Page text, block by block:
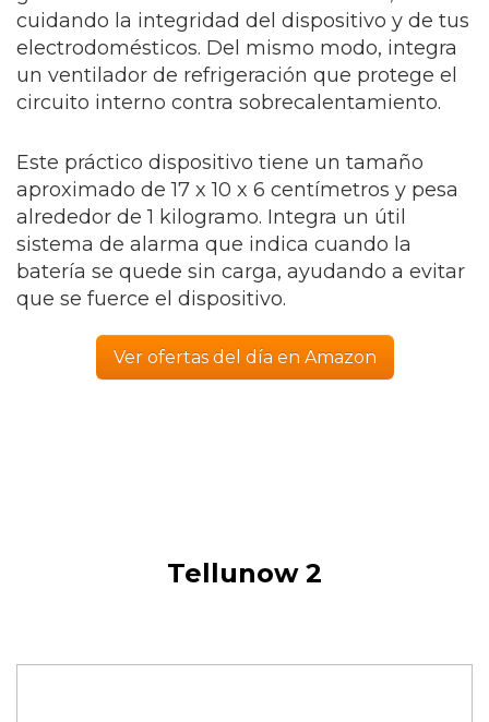
cuidando la integridad del dispositivo y de tus
electrodomésticos. Del mismo modo, integra
un ventilador de refrigeración que protege el
circuito interno contra sobrecalentamiento.
Este práctico dispositivo tiene un tamaño
aproximado de 17 x 10 x 6 centímetros y pesa
alrededor de 1 kilogramo. Integra un útil
sistema de alarma que indica cuando la
batería se quede sin carga, ayudando a evitar
que se fuerce el dispositivo.
Ver ofertas del día en Amazon
Tellunow 2